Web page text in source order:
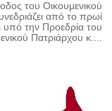
του Οικουμενικού
από το πρωί
υπό την Προεδρία του
Πατριάρχου κ....